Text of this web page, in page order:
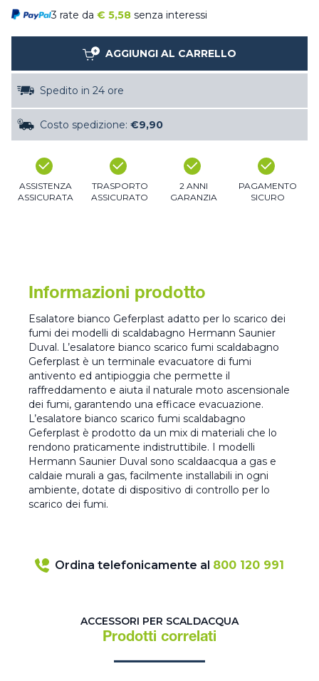
3 rate da € 5,58 senza interessi
AGGIUNGI AL CARRELLO
Spedito in 24 ore
Costo spedizione: €9,90
ASSISTENZA
ASSICURATA
TRASPORTO
ASSICURATO
2 ANNI
GARANZIA
PAGAMENTO
SICURO
Informazioni prodotto
Esalatore bianco Geferplast adatto per lo scarico dei
fumi dei modelli di scaldabagno Hermann Saunier
Duval. L’esalatore bianco scarico fumi scaldabagno
Geferplast è un terminale evacuatore di fumi
antivento ed antipioggia che permette il
raffreddamento e aiuta il naturale moto ascensionale
dei fumi, garantendo una efficace evacuazione.
L’esalatore bianco scarico fumi scaldabagno
Geferplast è prodotto da un mix di materiali che lo
rendono praticamente indistruttibile. I modelli
Hermann Saunier Duval sono scaldaacqua a gas e
caldaie murali a gas, facilmente installabili in ogni
ambiente, dotate di dispositivo di controllo per lo
scarico dei fumi.
Ordina telefonicamente al 800 120 991
ACCESSORI PER SCALDACQUA
Prodotti correlati